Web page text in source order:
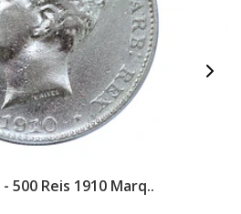
500 Reis 1910 Marq..